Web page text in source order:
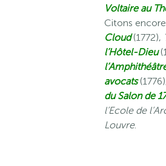
Voltaire au
Citons
Cloud(1772),
l’Hôtel-Dieu
avocats
du Salon de
l’Ecole de
Louvre.